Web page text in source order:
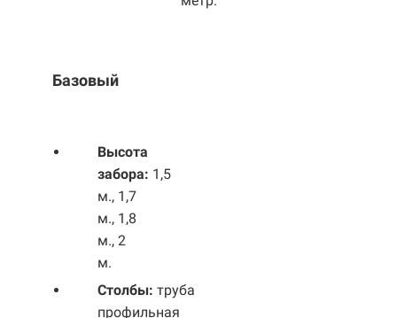
Базовый
Высота
забора: 1,5
м., 1,7
м., 1,8
м., 2
м.
Столбы: труба
профильная